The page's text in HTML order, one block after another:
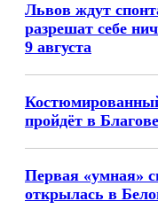
Львов ждут
разрешат себе
9 августа
пройдёт в
Первая «умная»
открылась в